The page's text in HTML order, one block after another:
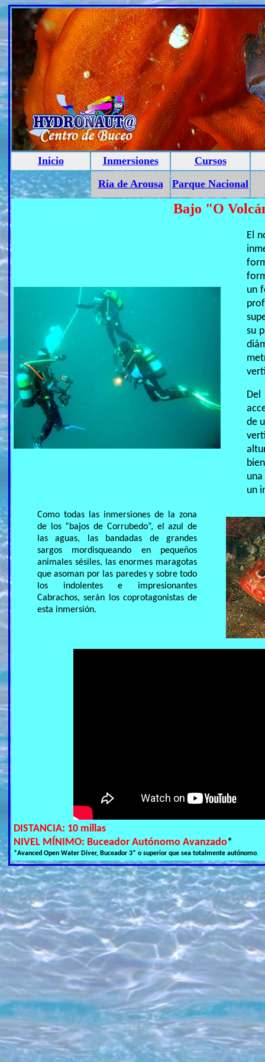
Inicio Inmersiones
Cursos
Ria de Arousa
Parque Nacional
Bajo "O
El
un
su
Del
de
un
Como todas las inmersiones de la zona
de los “bajos de Corrubedo”, el azul de
las aguas, las bandadas de grandes
sargos mordisqueando en pequeños
animales sésiles, las enormes maragotas
que asoman por las paredes y sobre todo
los indolentes e impresionantes
Cabrachos, serán los coprotagonistas de
esta inmersión.
DISTANCIA: 10 millas
NIVEL MÍNIMO: Buceador Autónomo Avanzado
*Avanced Open Water Diver, Buceador 3* o superior que sea totalmente autónomo.